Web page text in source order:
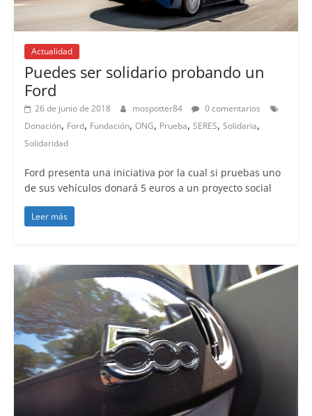
Actualidad
Puedes ser solidario probando un
Ford
26 de junio de 2018 mospotter84
0 comentarios
Donación, Ford, Fundación, ONG, Prueba, SERES, Solidaria,
Solidaridad
Ford presenta una iniciativa por la cual si pruebas uno
de sus vehículos donará 5 euros a un proyecto social
Leer más